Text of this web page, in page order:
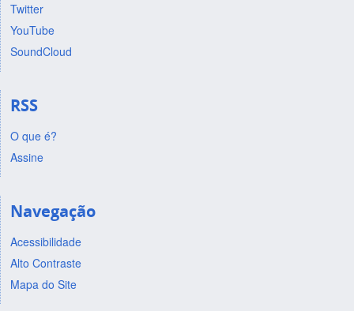
Twitter
YouTube
SoundCloud
RSS
O que é?
Assine
Navegação
Acessibilidade
Alto Contraste
Mapa do Site